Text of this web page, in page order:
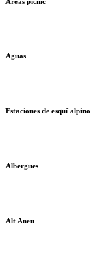
Aguas
Estaciones de esquí alpino
Albergues
Alt Aneu